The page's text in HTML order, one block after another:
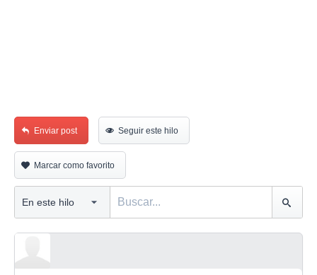
Enviar post Seguir este hilo
Marcar como favorito